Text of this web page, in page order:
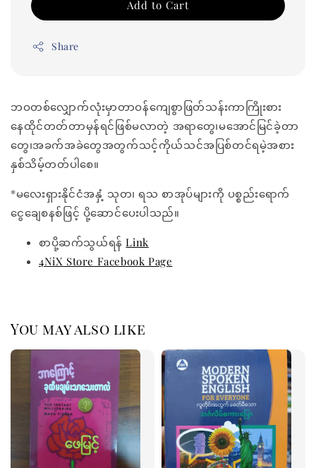
Add to Cart
Share
ဘဝတစ်လျှောက်လုံးမှာတာဝန်ကျေစွာဖြတ်သန်းကာကြိုးစား
နေထိုင်တတ်တာမှန်ရင်ဖြစ်မလာတဲ့ အရာတွေ၊မအောင်မြင်ခဲ့တာ
တွေ၊အခက်အခဲတွေအတွက်သင့်ကိုယ်သင်အပြစ်တင်ရမဲ့အစား
နှစ်သိမ့်တတ်ပါစေ။
*မလေးရှားနိုင်ငံအနှံ့ သုတ၊ ရသ စာအုပ်များကို ပစ္စည်းရောက်
ငွေချေစနစ်ဖြင့် ပို့ဆောင်ပေးပါသည်။
စာပို့ဆက်သွယ်ရန်Link
4NiX Store Facebook Page
You may also like